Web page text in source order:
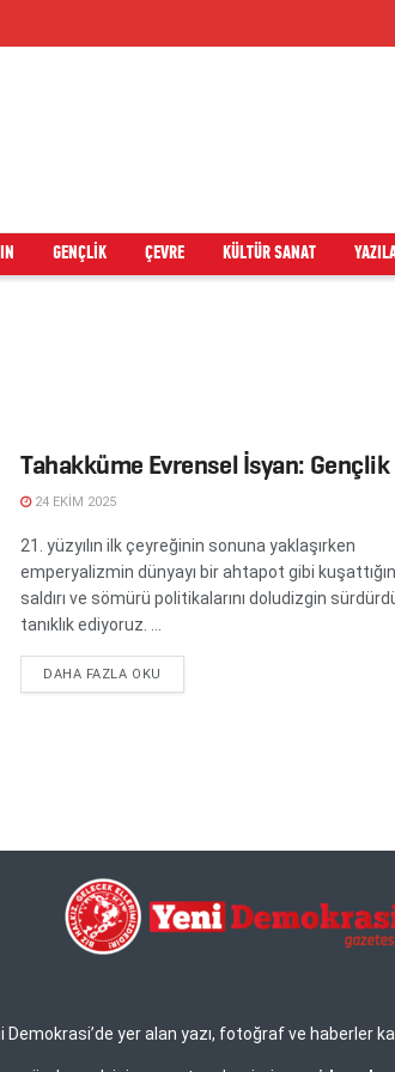
GENÇLIK ÇEVRE KÜLTÜR SANAT
Tahakküme Evrensel İsyan: Gençlik
24 EKIM 2025
21. yüzyılın ilk çeyreğinin sonuna yaklaşırken
emperyalizmin dünyayı bir ahtapot gibi
saldırı ve sömürü politikalarını doludizgin
tanıklık ediyoruz. ...
DAHA FAZLA OKU
yer alan yazı, fotoğraf ve haberler